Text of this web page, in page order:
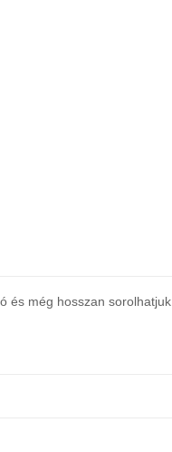
és még hosszan sorolhatjuk.